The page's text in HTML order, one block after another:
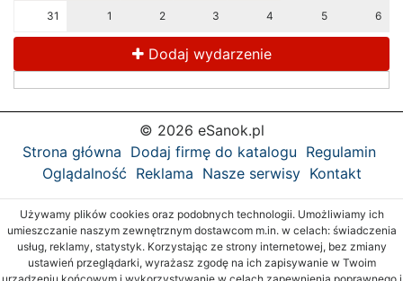
31 1 2 3 4 5 6
Dodaj wydarzenie
© 2026 eSanok.pl
Strona główna Dodaj firmę do katalogu Regulamin
Oglądalność Reklama Nasze serwisy Kontakt
Używamy plików cookies oraz podobnych technologii. Umożliwiamy ich
umieszczanie naszym zewnętrznym dostawcom m.in. w celach: świadczenia
usług, reklamy, statystyk. Korzystając ze strony internetowej, bez zmiany
ustawień przeglądarki, wyrażasz zgodę na ich zapisywanie w Twoim